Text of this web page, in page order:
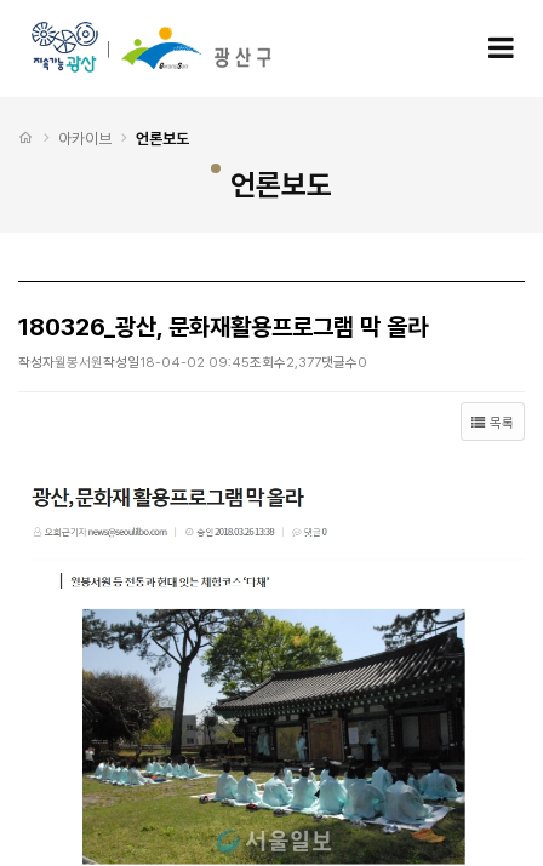
처음으로
아카이브 언론보도
언론보도
180326_광산, 문화재활용프로그램 막 올라
작성자월봉서원작성일18-04-02 09:45조회수2,377댓글수0
목록